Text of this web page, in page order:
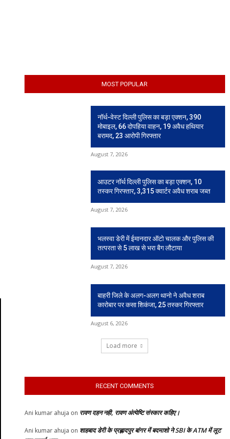
MOST POPULAR
नॉर्थ-वेस्ट दिल्ली पुलिस का बड़ा एक्शन, 390
मोबाइल, 66 दोपहिया वाहन, 19 अवैध हथियार
बरामद, 23 आरोपी गिरफ्तार
August 7, 2026
आउटर नॉर्थ दिल्ली पुलिस का बड़ा एक्शन, 10
तस्कर गिरफ्तार, 3,315 क्वार्टर अवैध शराब जब्त
August 7, 2026
भलस्वा डेरी में ईमानदार ऑटो चालक और पुलिस की
तत्परता से 5 लाख से भरा बैग लौटाया
August 7, 2026
बाहरी जिले के अलग-अलग थानो ने अवैध शराब
कारोबार पर कसा शिकंजा, 25 तस्कर गिरफ्तार
August 6, 2026
Load more
RECENT COMMENTS
Ani kumar ahuja on रावण दहन नही, रावण अंत्येष्टि संस्कार कहिए।
Ani kumar ahuja on शाहबाद डेरी के प्रह्लादपुर बांगर में बदमाशो ने SBI के ATM में लूट